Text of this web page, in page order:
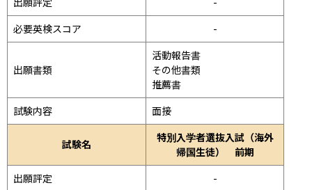
必要英検スコア
-
出願書類
活動報告書
その他書類
推薦書
試験内容
面接
試験名
特別入学者選抜入試（海外
帰国生徒） 前期
出願評定
-